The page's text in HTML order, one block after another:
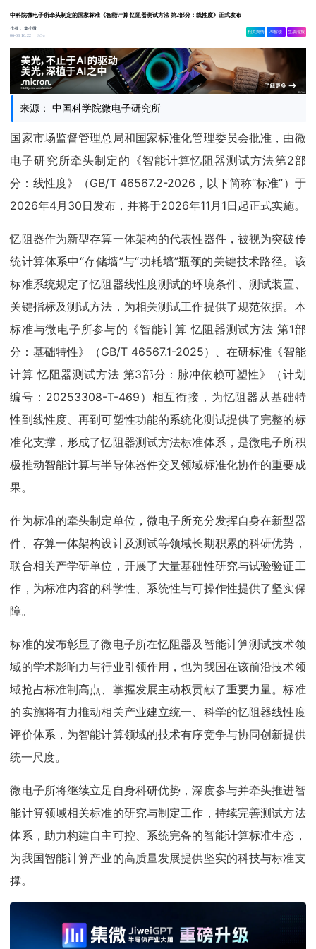
中科院微电子所牵头制定的国家标准《智能计算 忆阻器测试方法 第2部分：线性度》正式发布
作者：集小微
06-03 16:22
5w
相关舆情 AI解读 生成海报
来源： 中国科学院微电子研究所
国家市场监督管理总局和国家标准化管理委员会批准，由微
电子研究所牵头制定的《智能计算忆阻器测试方法第2部
分：线性度》（GB/T 46567.2-2026，以下简称“标准”）于
2026年4月30日发布，并将于2026年11月1日起正式实施。
忆阻器作为新型存算一体架构的代表性器件，被视为突破传
统计算体系中“存储墙”与“功耗墙”瓶颈的关键技术路径。该
标准系统规定了忆阻器线性度测试的环境条件、测试装置、
关键指标及测试方法，为相关测试工作提供了规范依据。本
标准与微电子所参与的《智能计算 忆阻器测试方法 第1部
分：基础特性》（GB/T 46567.1-2025）、在研标准《智能
计算 忆阻器测试方法 第3部分：脉冲依赖可塑性》（计划
编号：20253308-T-469）相互衔接，为忆阻器从基础特
性到线性度、再到可塑性功能的系统化测试提供了完整的标
准化支撑，形成了忆阻器测试方法标准体系，是微电子所积
极推动智能计算与半导体器件交叉领域标准化协作的重要成
果。
作为标准的牵头制定单位，微电子所充分发挥自身在新型器
件、存算一体架构设计及测试等领域长期积累的科研优势，
联合相关产学研单位，开展了大量基础性研究与试验验证工
作，为标准内容的科学性、系统性与可操作性提供了坚实保
障。
标准的发布彰显了微电子所在忆阻器及智能计算测试技术领
域的学术影响力与行业引领作用，也为我国在该前沿技术领
域抢占标准制高点、掌握发展主动权贡献了重要力量。标准
的实施将有力推动相关产业建立统一、科学的忆阻器线性度
评价体系，为智能计算领域的技术有序竞争与协同创新提供
统一尺度。
微电子所将继续立足自身科研优势，深度参与并牵头推进智
能计算领域相关标准的研究与制定工作，持续完善测试方法
体系，助力构建自主可控、系统完备的智能计算标准生态，
为我国智能计算产业的高质量发展提供坚实的科技与标准支
撑。